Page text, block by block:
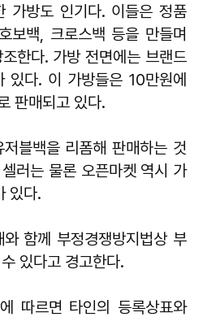
가방도 인기다. 이들은 정품
보백, 크로스백 등을 만들며
한다. 가방 전면에는 브랜드
있다. 이 가방들은 10만원에
판매되고 있다.
블백을 리폼해 판매하는 것
러는 물론 오픈마켓 역시 가
있다.
함께 부정경쟁방지법상 부
있다고 경고한다.
따르면 타인의 등록상표와